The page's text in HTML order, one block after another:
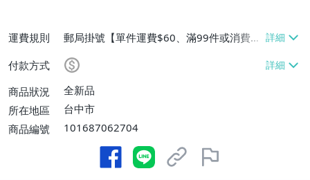
運費規則
郵局掛號【單件運費$60、滿99件或消費滿
$9999免運費】
付款方式
商品狀況
全新品
所在地區
台中市
商品編號
101687062704